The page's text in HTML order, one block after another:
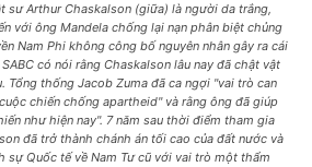
sư Arthur Chaskalson (giữa) là người da trắng,
với ông Mandela chống lại nạn phân biệt chủng
Nam Phi không công bố nguyên nhân gây ra cái
có nói rằng Chaskalson lâu nay đã chật vật
Tổng thống Jacob Zuma đã ca ngợi "vai trò can
chiến chống apartheid" và rằng ông đã giúp
như hiện nay". 7 năm sau thời điểm tham gia
đã trở thành chánh án tối cao của đất nước và
sự Quốc tế về Nam Tư cũ với vai trò một thẩm